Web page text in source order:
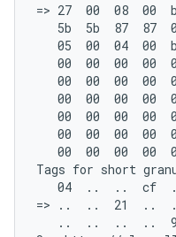
=> 27  00  08  00
5b  5b  87  87
05  00  04  00
00  00  00  00
00  00  00  00
00  00  00  00
00  00  00  00
00  00  00  00
00  00  00  00
Tags for short
04  ..  ..  cf
=> ..  ..  21  ..
..  ..  ..  ..